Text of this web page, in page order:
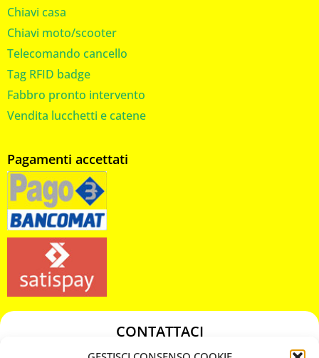
Chiavi casa
Chiavi moto/scooter
Telecomando cancello
Tag RFID badge
Fabbro pronto intervento
Vendita lucchetti e catene
Pagamenti accettati
CONTATTACI
349 3863811